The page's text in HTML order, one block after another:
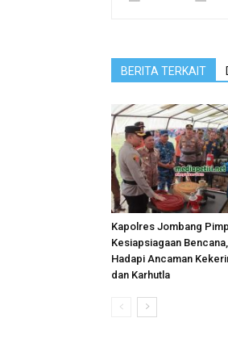
BERITA TERKAIT
Kapolres Jombang
Kesiapsiagaan
Hadapi Ancaman
dan Karhutla